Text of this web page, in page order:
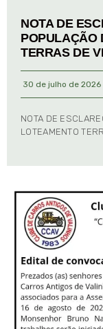
NOTA DE
POPULAÇÃO
TERRAS DE
30 de julho de 2026
NOTA DE
LOTEAMENTO